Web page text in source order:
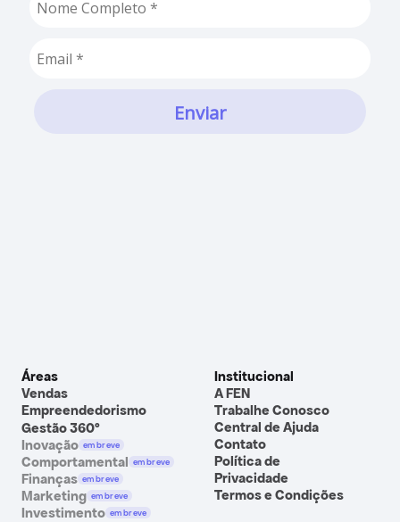
Institucional
A FEN
Trabalhe Conosco
Central de Ajuda
Contato
Política de
Privacidade
Termos e Condições
Áreas
Vendas
Empreendedorismo
Gestão 360º
Inovação em breve
Comportamental em breve
Finanças em breve
Marketing em breve
Investimento em breve